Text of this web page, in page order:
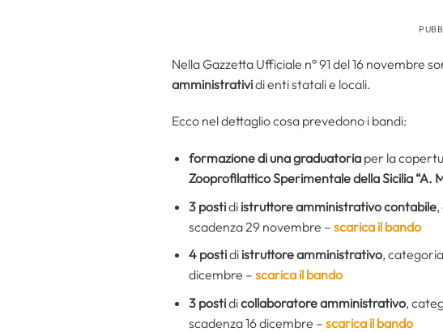
Nella Gazzetta Ufficiale n° 91 del 16 novembre
amministratividi enti statali e locali.
Ecco nel dettaglio cosa prevedono i bandi:
formazione di una graduatoriaper la
Zooprofilattico Sperimentale della Sicilia “A.
3 postidi istruttore amministrativo contabile,
scadenza 29 novembre – scarica il bando
4 postidi istruttore amministrativo,
dicembre – scarica il bando
3 postidicollaboratore amministrativo,
scadenza 16 dicembre – scarica il bando